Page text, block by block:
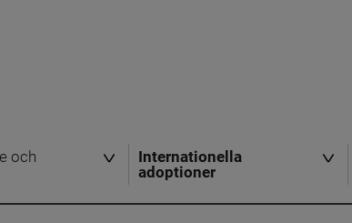
och
Internationella
adoptioner